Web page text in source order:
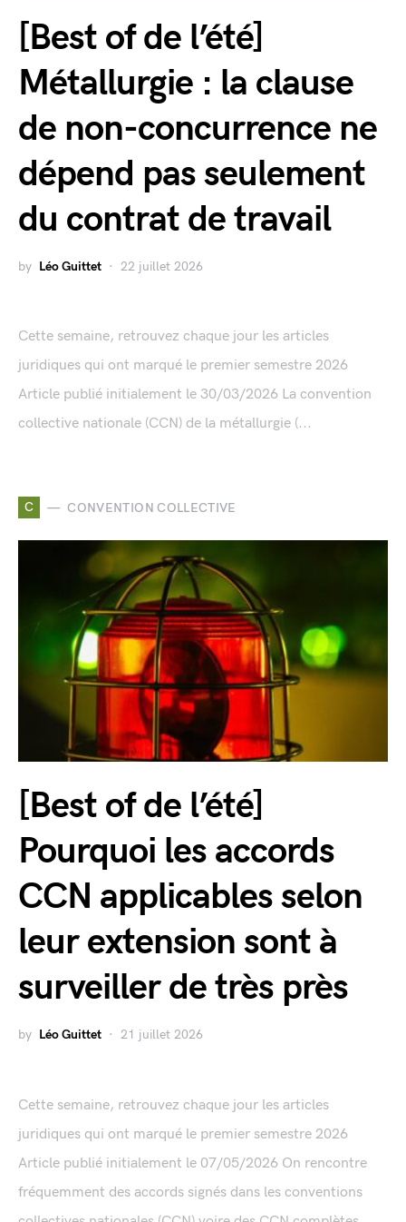
[Best of de l’été]
Métallurgie : la clause
de non-concurrence ne
dépend pas seulement
du contrat de travail
by Léo Guittet 22 juillet 2026
Cette semaine, retrouvez chaque jour les articles
juridiques qui ont marqué le premier semestre 2026
Article publié initialement le 30/03/2026 La convention
collective nationale (CCN) de la métallurgie (...
C CONVENTION COLLECTIVE
[Best of de l’été]
Pourquoi les accords
CCN applicables selon
leur extension sont à
surveiller de très près
by Léo Guittet 21 juillet 2026
Cette semaine, retrouvez chaque jour les articles
juridiques qui ont marqué le premier semestre 2026
Article publié initialement le 07/05/2026 On rencontre
fréquemment des accords signés dans les conventions